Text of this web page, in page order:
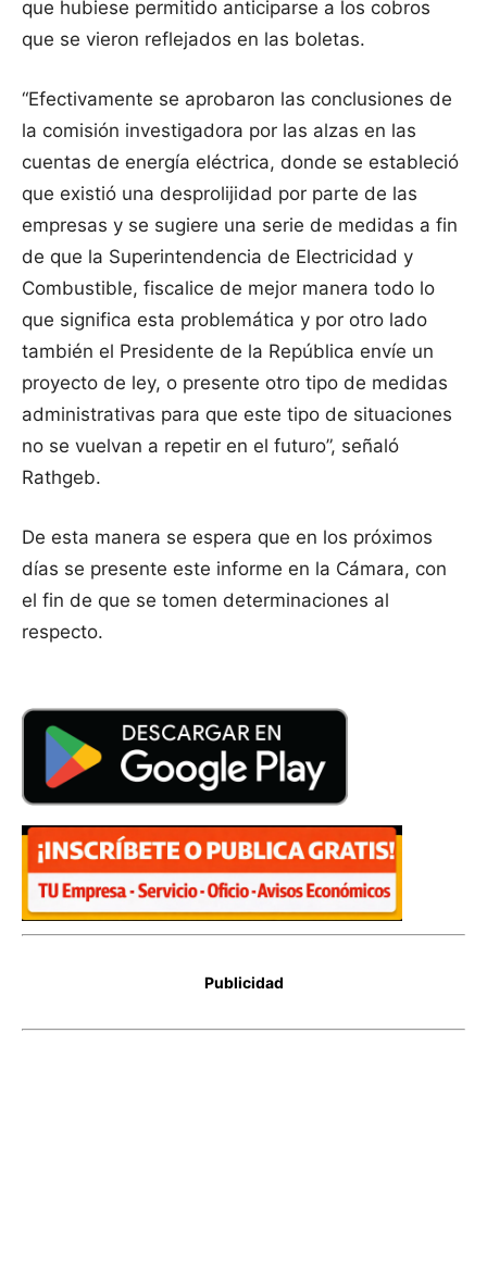
que hubiese permitido anticiparse a los cobros
que se vieron reflejados en las boletas.
“Efectivamente se aprobaron las conclusiones de
la comisión investigadora por las alzas en las
cuentas de energía eléctrica, donde se estableció
que existió una desprolijidad por parte de las
empresas y se sugiere una serie de medidas a fin
de que la Superintendencia de Electricidad y
Combustible, fiscalice de mejor manera todo lo
que significa esta problemática y por otro lado
también el Presidente de la República envíe un
proyecto de ley, o presente otro tipo de medidas
administrativas para que este tipo de situaciones
no se vuelvan a repetir en el futuro”, señaló
Rathgeb.
De esta manera se espera que en los próximos
días se presente este informe en la Cámara, con
el fin de que se tomen determinaciones al
respecto.
Publicidad